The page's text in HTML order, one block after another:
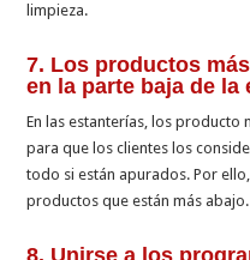
limpieza.
7. Los productos
en la parte baja de la
En las estanterías, los producto
para que los clientes los
todo si están apurados. Por
productos que están más abajo.